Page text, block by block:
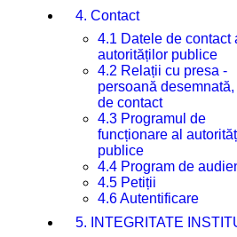
4. Contact
4.1 Datele de contact
autorităților publice
4.2 Relații cu presa -
persoană desemnată,
de contact
4.3 Programul de
funcționare al
publice
4.4 Program de
4.5 Petiții
4.6 Autentificare
5. INTEGRITATE